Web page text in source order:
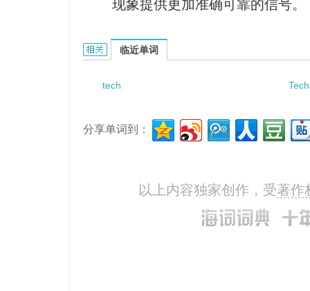
现象提供更加准确可靠的信号。
technologic forecasting的相关资料：
临近单词
tech
分享单词到：
以上内容独家创作，受著作